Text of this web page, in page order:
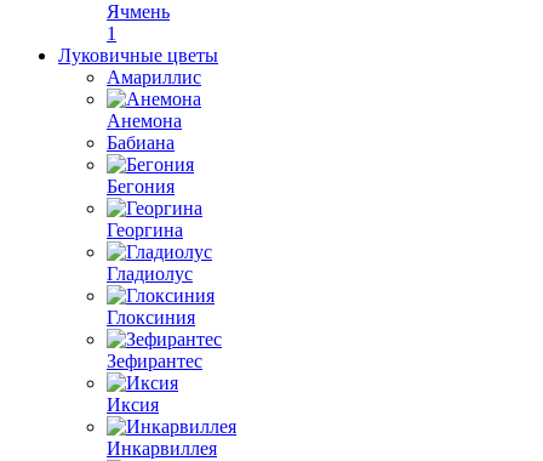
Ячмень
1
Луковичные цветы
Амариллис
Анемона
Бабиана
Бегония
Георгина
Гладиолус
Глоксиния
Зефирантес
Иксия
Инкарвиллея